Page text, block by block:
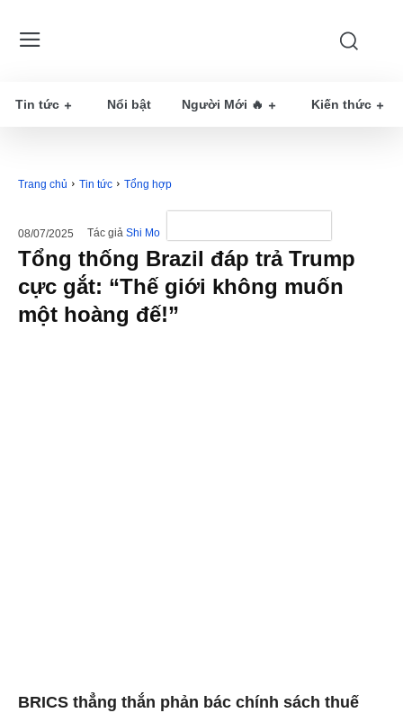
Tin tức Nổi bật Người Mới 🔥 Kiến thức
Trang chủ Tin tức Tổng hợp
08/07/2025 Tác giả Shi Mo
Tổng thống Brazil đáp trả Trump
cực gắt: “Thế giới không muốn
một hoàng đế!”
BRICS thẳng thắn phản bác chính sách thuế